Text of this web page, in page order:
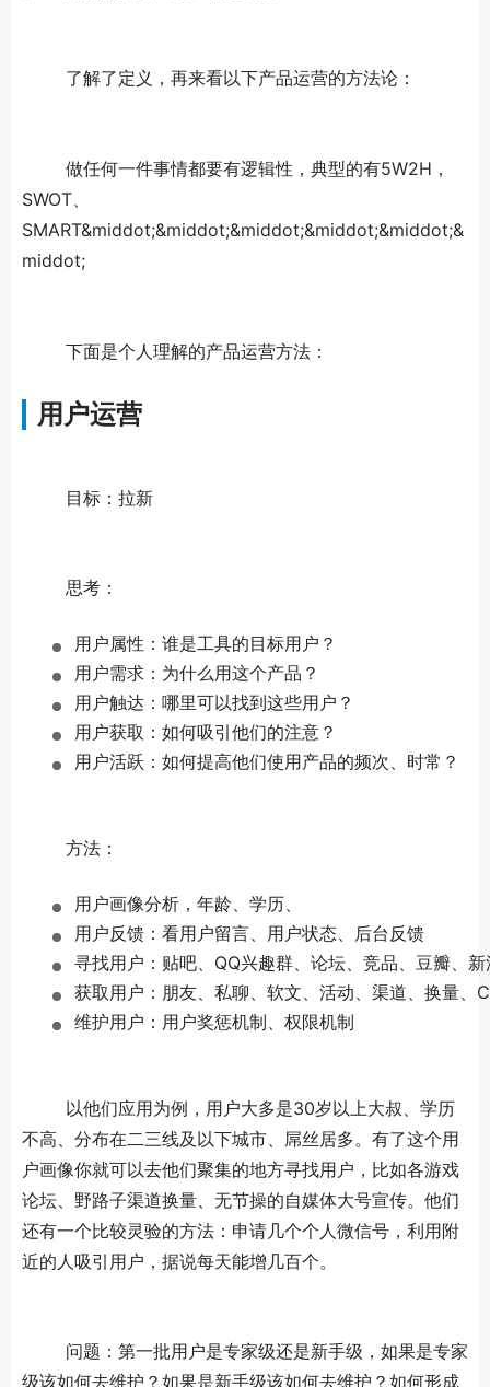
	了解了定义，再来看以下产品运营的方法论：
SWOT、
SMART&middot;&middot;&middot;&middot;&middot;&
middot;
	下面是个人理解的产品运营方法：
用户运营
	目标：拉新
	思考：
用户属性：谁是工具的目标用户？
用户需求：为什么用这个产品？
用户触达：哪里可以找到这些用户？
用户获取：如何吸引他们的注意？
用户活跃：如何提高他们使用产品的频次、时常？
	方法：
用户画像分析，年龄、学历、
用户反馈：看用户留言、用户状态、后台反馈
寻找用户：贴吧、QQ兴趣群、论坛、竞品、豆瓣、新
获取用户：朋友、私聊、软文、活动、渠道、换量、
维护用户：用户奖惩机制、权限机制
不高、分布在二三线及以下城市、屌丝居多。有了这个用
户画像你就可以去他们聚集的地方寻找用户，比如各游戏
论坛、野路子渠道换量、无节操的自媒体大号宣传。他们
还有一个比较灵验的方法：申请几个个人微信号，利用附
近的人吸引用户，据说每天能增几百个。
级该如何去维护？如果是新手级该如何去维护？如何形成